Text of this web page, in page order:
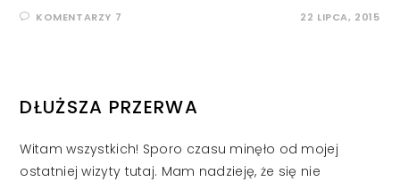
KOMENTARZY 7 22 LIPCA, 2015
DŁUŻSZA PRZERWA
Witam wszystkich! Sporo czasu minęło od mojej
ostatniej wizyty tutaj. Mam nadzieję, że się nie